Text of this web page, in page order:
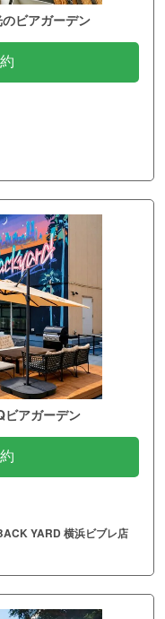
ビアガーデン
ビアガーデン
YARD 横浜ビブレ店